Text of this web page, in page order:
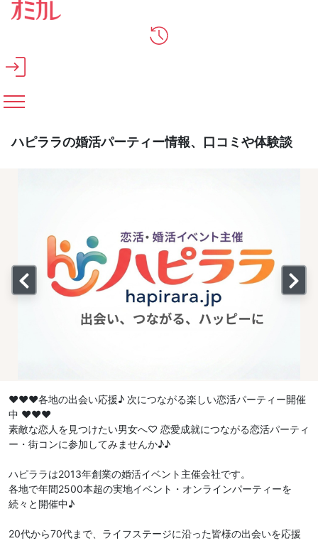
メインコンテンツへスキップ
ハピララの婚活パーティー情報、口コミや体験談
♥♥♥各地の出会い応援♪ 次につながる楽しい恋活パーティー開催
中 ♥♥♥
素敵な恋人を見つけたい男女へ♡ 恋愛成就につながる恋活パーティ
ー・街コンに参加してみませんか♪♪
ハピララは2013年創業の婚活イベント主催会社です。
各地で年間2500本超の実地イベント・オンラインパーティーを
続々と開催中♪
20代から70代まで、ライフステージに沿った皆様の出会いを応援